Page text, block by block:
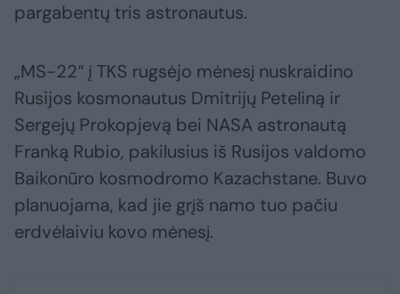
pargabentų tris astronautus.
„MS-22“ į TKS rugsėjo mėnesį nuskraidino
Rusijos kosmonautus Dmitrijų Peteliną ir
Sergejų Prokopjevą bei NASA astronautą
Franką Rubio, pakilusius iš Rusijos valdomo
Baikonūro kosmodromo Kazachstane. Buvo
planuojama, kad jie grįš namo tuo pačiu
erdvėlaiviu kovo mėnesį.